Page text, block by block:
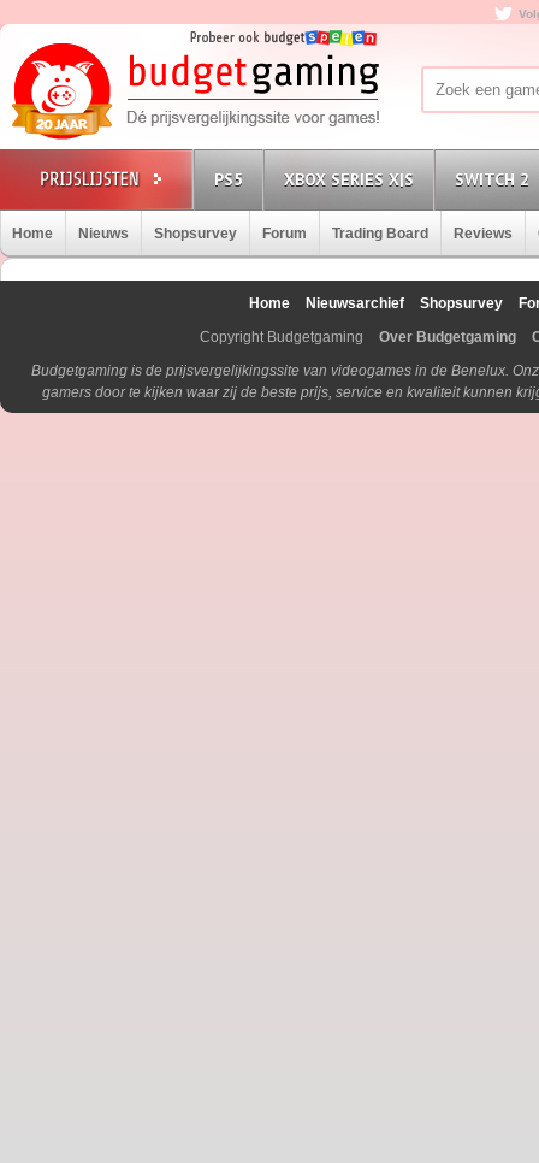
PS5 XBOX SERIES X|S SWITCH 2
Home Nieuws Shopsurvey Forum Trading Board Reviews
Home Nieuwsarchief Shopsurvey
Copyright Budgetgaming
Over Budgetgaming
Budgetgaming is de prijsvergelijkingssite van videogames in de Benelux.
gamers door te kijken waar zij de beste prijs, service en kwaliteit kunnen